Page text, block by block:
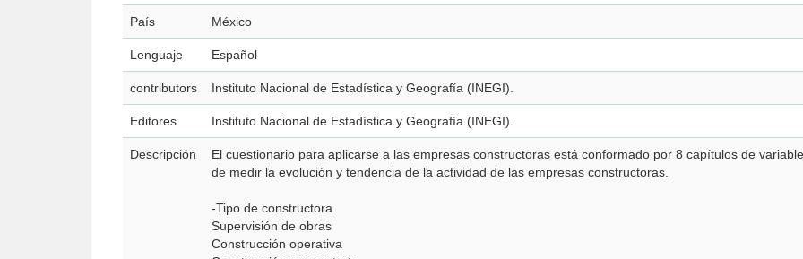
País México
Lenguaje Español
contributors Instituto Nacional de Estadística y Geografía (INEGI).
Editores Instituto Nacional de Estadística y Geografía (INEGI).
Descripción
El cuestionario para aplicarse a las empresas constructoras está conformado por 8 capítulos de
de medir la evolución y tendencia de la actividad de las empresas constructoras.
-Tipo de constructora
Supervisión de obras
Construcción operativa